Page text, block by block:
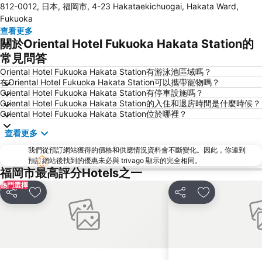
Fukuoka Yafuoku! Dome
Nakasu-Kawabata Station
Acros Fukuoka
Tojinmachi Station
Meinohama Station
Fukuoka Convention Center
Higashihie Station
Minami Fukuoka Station
Nishitetsu Kurume Station
Chiyo-Kenchoguchi Station
Nishitetsu Hall
Kyushu National Museum
Sakurai Futamigaura
Dazaifu Tenmangu Shrine
812-0012, 日本, 福岡市, 4-23 Hakataekichuogai, Hakata Ward,
Fukuoka
查看更多
關於Oriental Hotel Fukuoka Hakata Station的
常見問答
Oriental Hotel Fukuoka Hakata Station有游泳池區域嗎？
在Oriental Hotel Fukuoka Hakata Station可以攜帶寵物嗎？
Oriental Hotel Fukuoka Hakata Station有停車設施嗎？
Oriental Hotel Fukuoka Hakata Station的入住和退房時間是什麼時候？
Oriental Hotel Fukuoka Hakata Station位於哪裡？
查看更多
我們從預訂網站獲得的價格和供應情況資料會不斷變化。因此，你連到
預訂網站後找到的優惠未必與 trivago 顯示的完全相同。
福岡市最高評分Hotels之一
熱門選擇
分享 放到收藏夾 分享 放到收藏夾